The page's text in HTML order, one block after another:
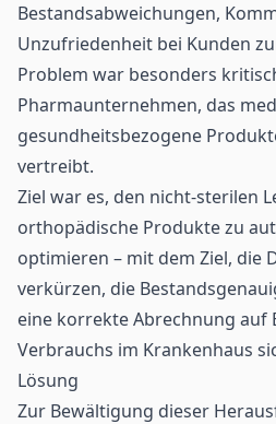
Bestandsabweichungen,
Unzufriedenheit bei Kunden
Problem war besonders
Pharmaunternehmen, das
gesundheitsbezogene
vertreibt.
Ziel war es, den nicht-sterilen
orthopädische Produkte zu
optimieren – mit dem Ziel, die
verkürzen, die
eine korrekte Abrechnung auf
Verbrauchs im Krankenhaus
Lösung
Zur Bewältigung dieser